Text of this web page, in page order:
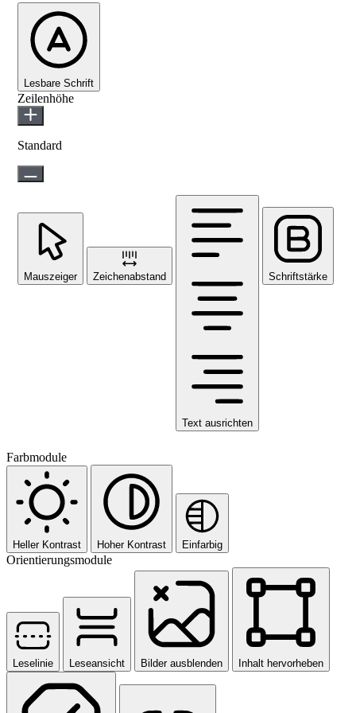
Lesbare Schrift
Zeilenhöhe
Standard
Mauszeiger Zeichenabstand
Text ausrichten
Schriftstärke
Farbmodule
Heller Kontrast Hoher Kontrast Einfarbig
Orientierungsmodule
Leselinie Leseansicht Bilder ausblenden Inhalt hervorheben